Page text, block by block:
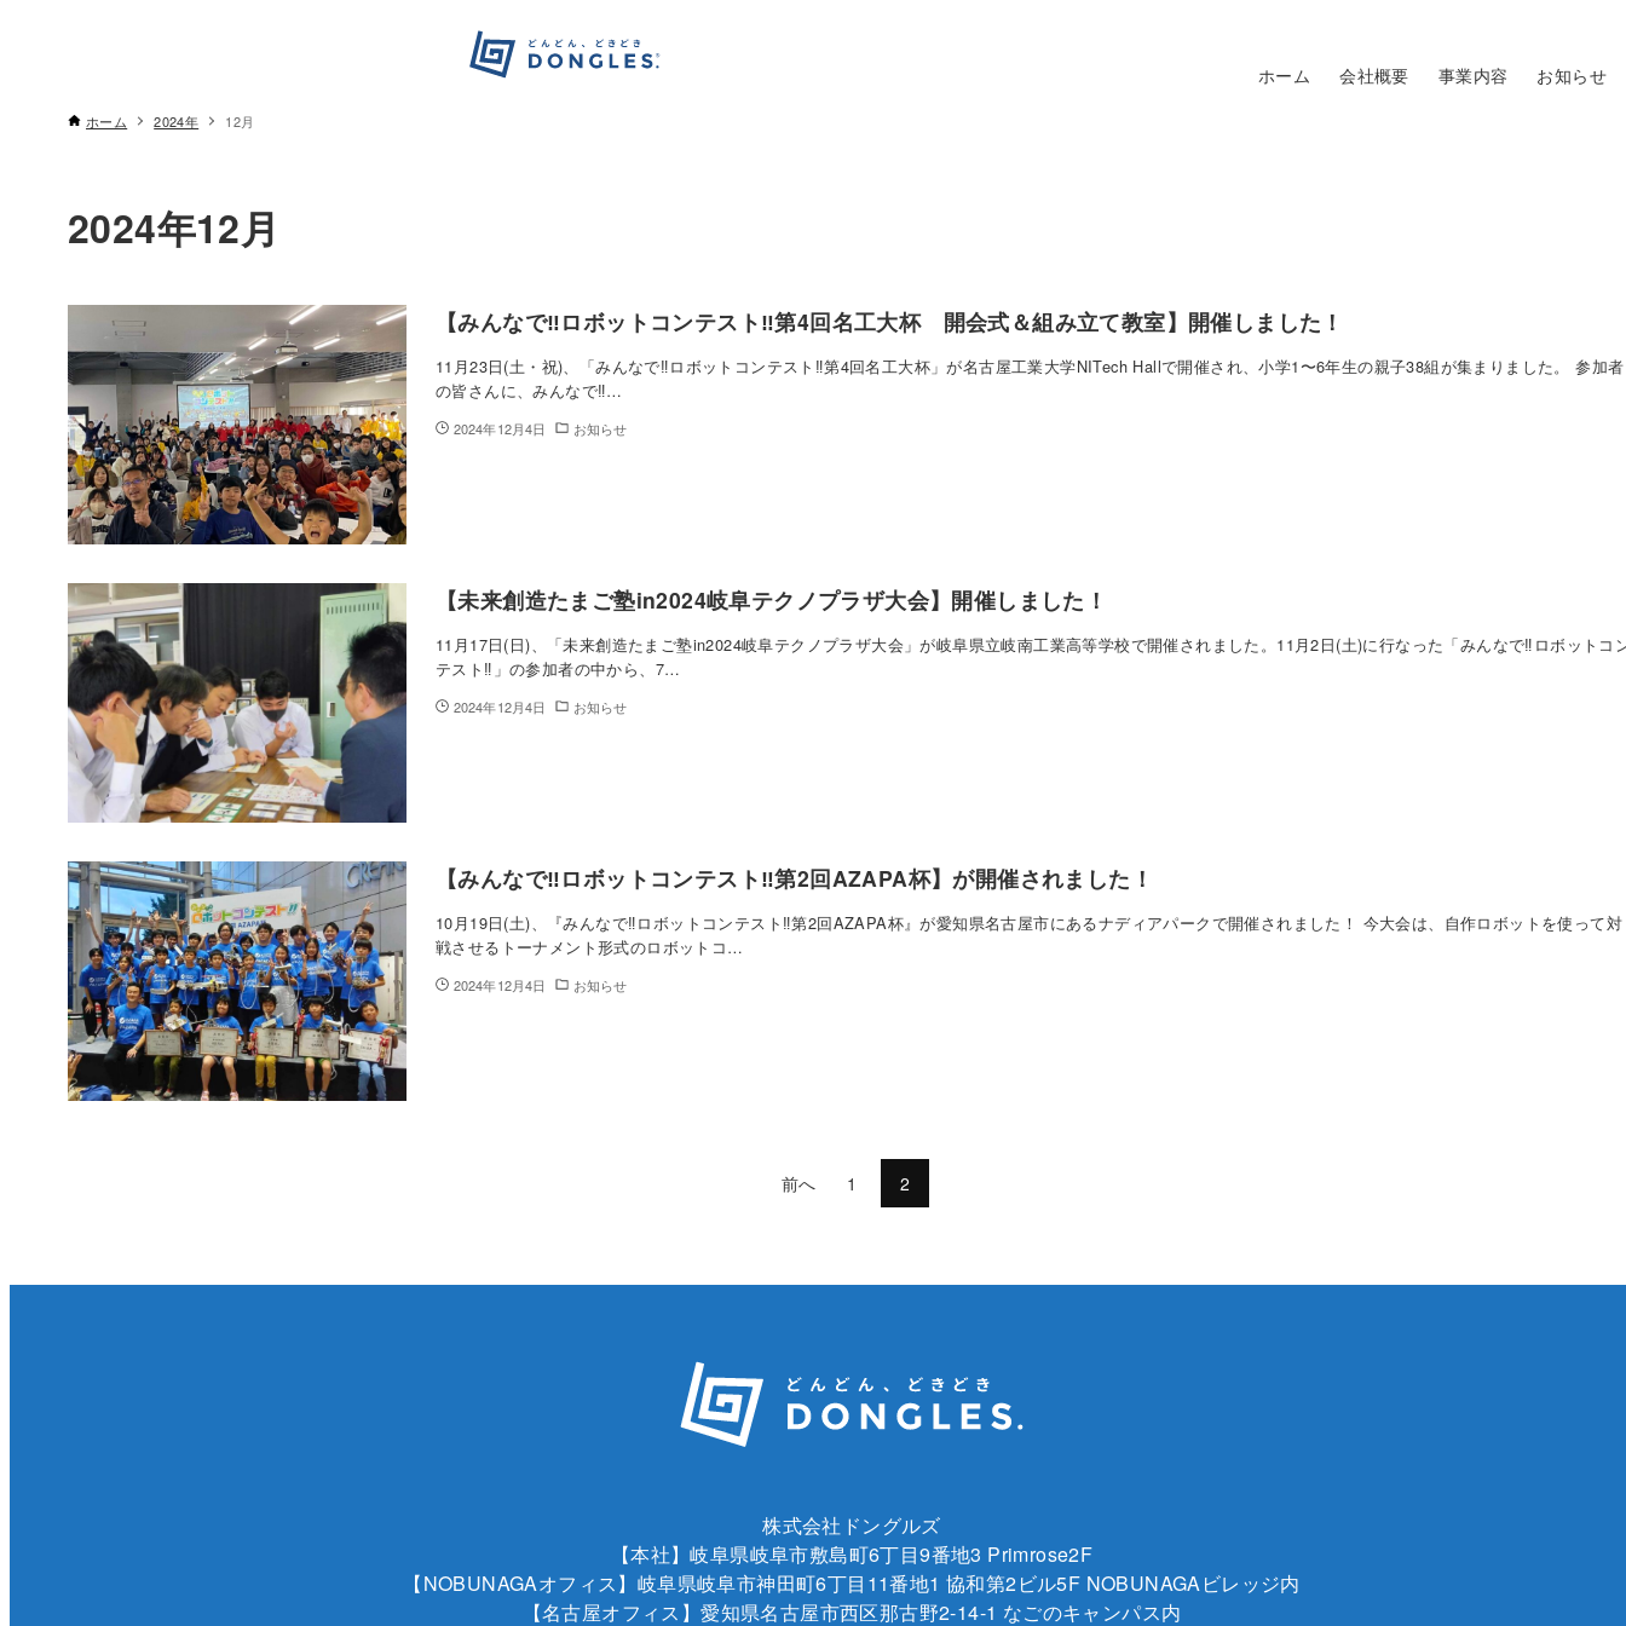
ホーム 会社概要 事業内容 お知らせ
ホーム 2024年 12月
2024年12月
【みんなで‼︎ロボットコンテスト‼︎第4回名工大杯 開会式＆組み立て教室】開催しました！
11月23日(土・祝)、「みんなで‼︎ロボットコンテスト‼︎第4回名工大杯」が名古屋工業大学NITech Hallで開催され、小学1〜6年生の親子38組が集まりました。 参加者
の皆さんに、みんなで‼︎…
2024年12月4日 お知らせ
【未来創造たまご塾in2024岐阜テクノプラザ大会】開催しました！
11月17日(日)、「未来創造たまご塾in2024岐阜テクノプラザ大会」が岐阜県立岐南工業高等学校で開催されました。11月2日(土)に行なった「みんなで‼︎ロボットコ
テスト‼︎」の参加者の中から、7…
2024年12月4日 お知らせ
【みんなで‼︎ロボットコンテスト‼︎第2回AZAPA杯】が開催されました！
10月19日(土)、『みんなで‼︎ロボットコンテスト‼︎第2回AZAPA杯』が愛知県名古屋市にあるナディアパークで開催されました！ 今大会は、自作ロボットを使って対
戦させるトーナメント形式のロボットコ…
2024年12月4日 お知らせ
前へ 1 2
株式会社ドングルズ
【本社】岐阜県岐阜市敷島町6丁目9番地3 Primrose2F
【NOBUNAGAオフィス】岐阜県岐阜市神田町6丁目11番地1 協和第2ビル5F NOBUNAGAビレッジ内
【名古屋オフィス】愛知県名古屋市西区那古野2-14-1 なごのキャンパス内